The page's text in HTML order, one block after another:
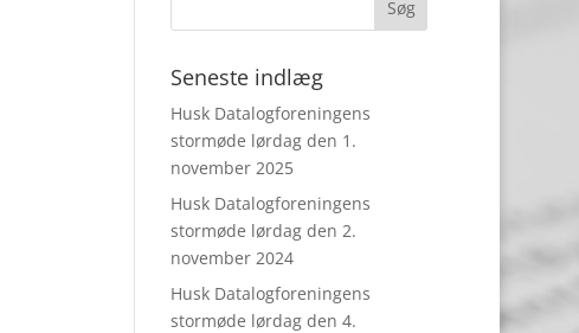
Seneste indlæg
Husk Datalogforeningens
stormøde lørdag den 1.
november 2025
Husk Datalogforeningens
stormøde lørdag den 2.
november 2024
Husk Datalogforeningens
stormøde lørdag den 4.